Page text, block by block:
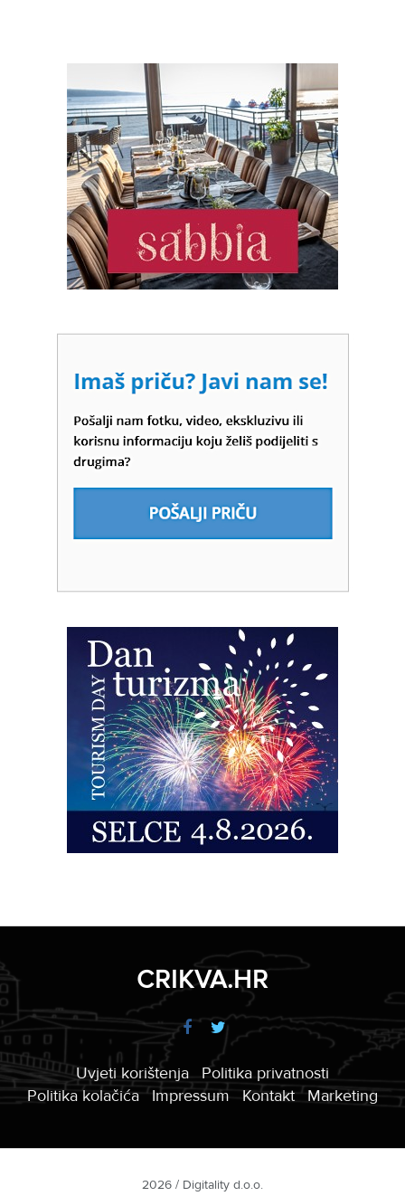
CRIKVA.HR
Uvjeti korištenja
Politika privatnosti
Politika kolačića
Impressum Kontakt Marketing
2026 / Digitality d.o.o.